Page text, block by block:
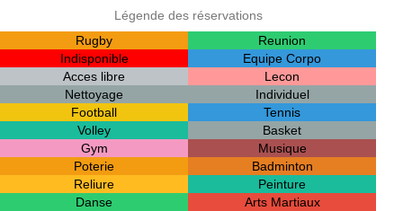
Légende des réservations
Rugby
Reunion
Indisponible
Equipe Corpo
Acces libre
Lecon
Nettoyage
Individuel
Football
Tennis
Volley
Basket
Gym
Musique
Poterie
Badminton
Reliure
Peinture
Danse
Arts Martiaux